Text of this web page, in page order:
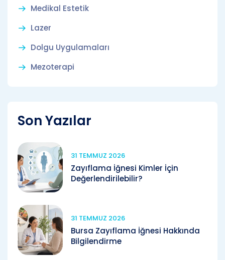
Medikal Estetik
Lazer
Dolgu Uygulamaları
Mezoterapi
Son Yazılar
31 TEMMUZ 2026
Zayıflama İğnesi Kimler İçin
Değerlendirilebilir?
31 TEMMUZ 2026
Bursa Zayıflama İğnesi Hakkında
Bilgilendirme